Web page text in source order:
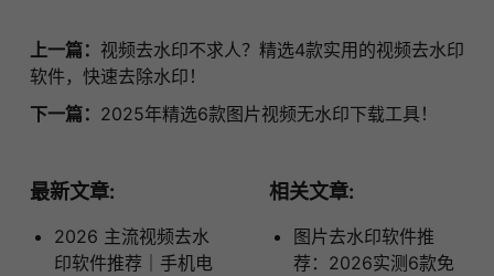
上一篇： 视频去水印不求人？精选4款实用的视频去水印
软件，快速去除水印！
下一篇： 2025年精选6款图片视频无水印下载工具！
最新文章:
2026 主流视频去水
印软件推荐｜手机电
相关文章:
图片去水印软件推
荐：2026实测6款免